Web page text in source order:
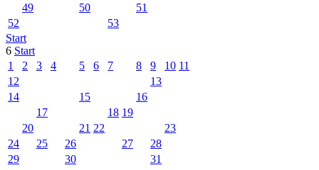
49
50
51
52
53
Start
6 Start
1
2 3 4 5 6 7 8 9 10 11
12
13
14
15
16
17
18 19
20
21 22
23
24
25 26 27
28
29
30
31